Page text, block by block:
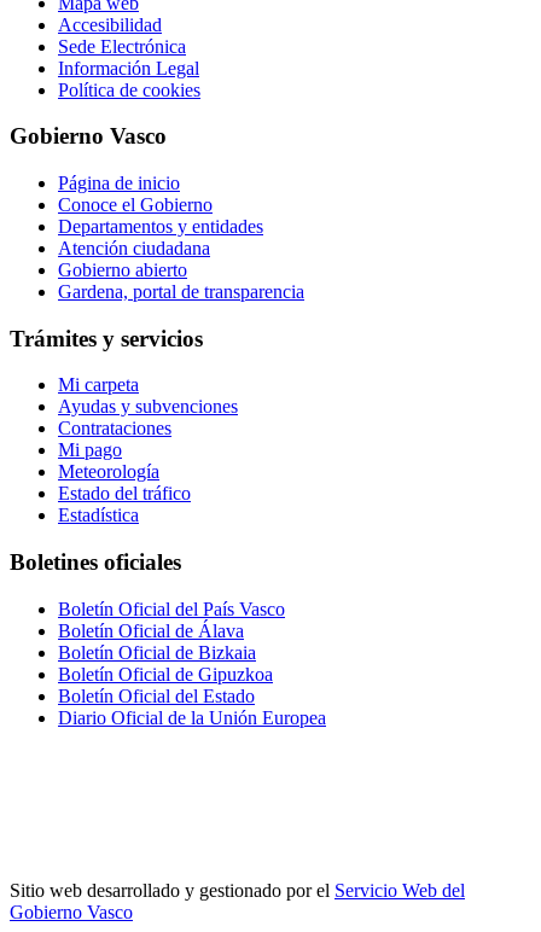
Accesibilidad
Sede Electrónica
Información Legal
Política de cookies
Gobierno Vasco
Página de inicio
Conoce el Gobierno
Departamentos y entidades
Atención ciudadana
Gobierno abierto
Gardena, portal de transparencia
Trámites y servicios
Mi carpeta
Ayudas y subvenciones
Contrataciones
Mi pago
Meteorología
Estado del tráfico
Estadística
Boletines oficiales
Boletín Oficial del País Vasco
Boletín Oficial de Álava
Boletín Oficial de Bizkaia
Boletín Oficial de Gipuzkoa
Boletín Oficial del Estado
Diario Oficial de la Unión Europea
Sitio web desarrollado y gestionado por el Servicio Web del
Gobierno Vasco